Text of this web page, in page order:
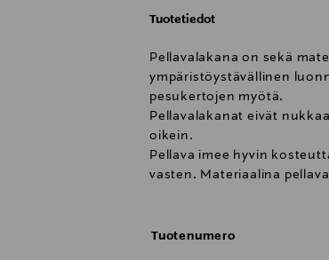
Tuotetiedot
Pellavalakana on sekä
ympäristöystävällinen
pesukertojen myötä.
Pellavalakanat eivät
oikein.
Pellava imee hyvin
vasten. Materiaalina
Tuotenumero